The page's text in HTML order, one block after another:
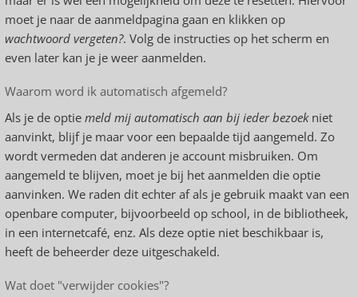
moet je naar de aanmeldpagina gaan en klikken op
wachtwoord vergeten?. Volg de instructies op het scherm en
even later kan je je weer aanmelden.
Waarom word ik automatisch afgemeld?
Als je de optie meld mij automatisch aan bij ieder bezoekniet
aanvinkt, blijf je maar voor een bepaalde tijd aangemeld. Zo
wordt vermeden dat anderen je account misbruiken. Om
aangemeld te blijven, moet je bij het aanmelden die optie
aanvinken. We raden dit echter af als je gebruik maakt van een
openbare computer, bijvoorbeeld op school, in de bibliotheek,
in een internetcafé, enz. Als deze optie niet beschikbaar is,
heeft de beheerder deze uitgeschakeld.
Wat doet "verwijder cookies"?